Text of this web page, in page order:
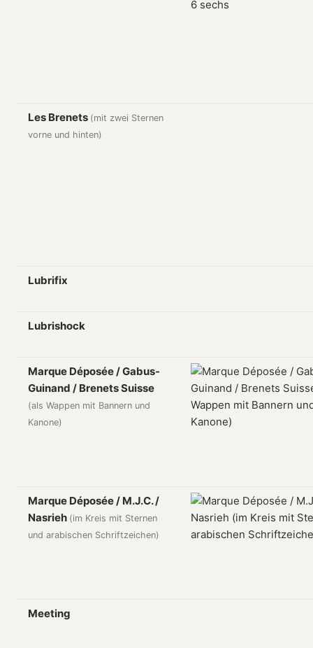
Les Brenets (mit zwei Sternen
vorne und hinten)
Lubrifix
Lubrishock
Marque Déposée / Gabus-
Guinand / Brenets Suisse
(als Wappen mit Bannern und
Kanone)
Marque Déposée / M.J.C. /
Nasrieh (im Kreis mit Sternen
und arabischen Schriftzeichen)
Meeting